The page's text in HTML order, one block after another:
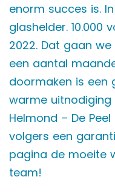
enorm succes is.
glashelder. 10.000
2022. Dat gaan we
een aantal
doormaken is een
warme uitnodiging
Helmond – De
volgers een
pagina de moeite
team!